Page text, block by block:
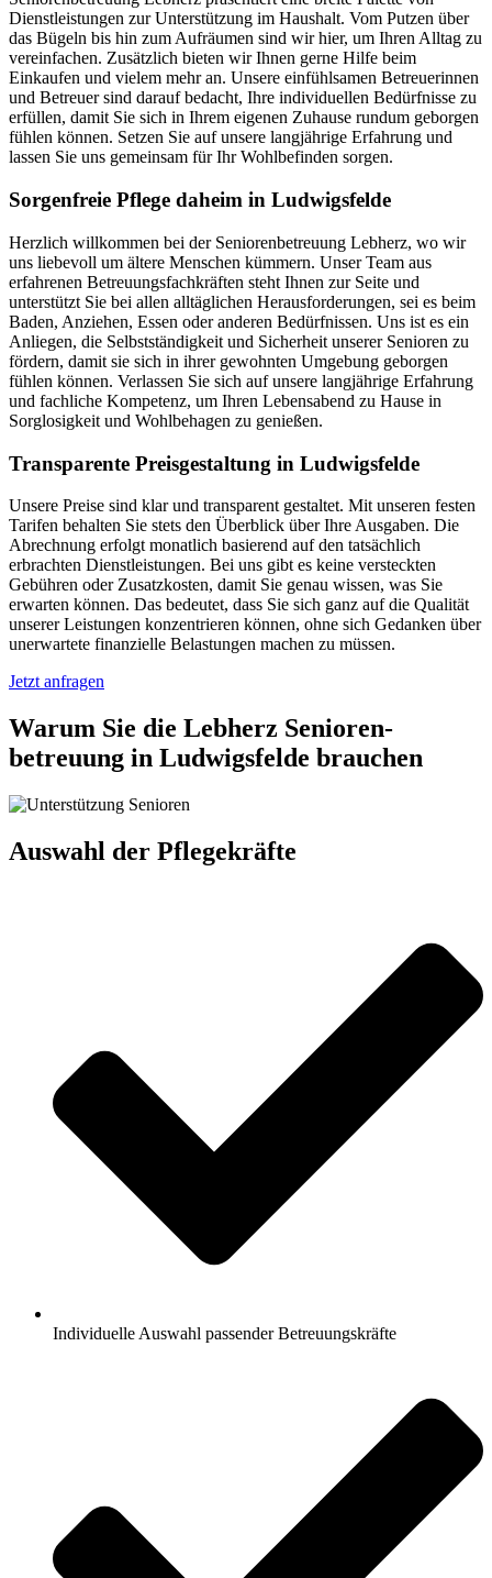
Dienstleistungen zur Unterstützung im Haushalt. Vom Putzen über
das Bügeln bis hin zum Aufräumen sind wir hier, um Ihren Alltag zu
vereinfachen. Zusätzlich bieten wir Ihnen gerne Hilfe beim
Einkaufen und vielem mehr an. Unsere einfühlsamen Betreuerinnen
und Betreuer sind darauf bedacht, Ihre individuellen Bedürfnisse zu
erfüllen, damit Sie sich in Ihrem eigenen Zuhause rundum geborgen
fühlen können. Setzen Sie auf unsere langjährige Erfahrung und
lassen Sie uns gemeinsam für Ihr Wohlbefinden sorgen.
Sorgenfreie Pflege daheim in Ludwigsfelde
Herzlich willkommen bei der Seniorenbetreuung Lebherz, wo wir
uns liebevoll um ältere Menschen kümmern. Unser Team aus
erfahrenen Betreuungsfachkräften steht Ihnen zur Seite und
unterstützt Sie bei allen alltäglichen Herausforderungen, sei es beim
Baden, Anziehen, Essen oder anderen Bedürfnissen. Uns ist es ein
Anliegen, die Selbstständigkeit und Sicherheit unserer Senioren zu
fördern, damit sie sich in ihrer gewohnten Umgebung geborgen
fühlen können. Verlassen Sie sich auf unsere langjährige Erfahrung
und fachliche Kompetenz, um Ihren Lebensabend zu Hause in
Sorglosigkeit und Wohlbehagen zu genießen.
Transparente Preisgestaltung in Ludwigsfelde
Unsere Preise sind klar und transparent gestaltet. Mit unseren festen
Tarifen behalten Sie stets den Überblick über Ihre Ausgaben. Die
Abrechnung erfolgt monatlich basierend auf den tatsächlich
erbrachten Dienstleistungen. Bei uns gibt es keine versteckten
Gebühren oder Zusatzkosten, damit Sie genau wissen, was Sie
erwarten können. Das bedeutet, dass Sie sich ganz auf die Qualität
unserer Leistungen konzentrieren können, ohne sich Gedanken über
unerwartete finanzielle Belastungen machen zu müssen.
Jetzt anfragen
Warum Sie die Lebherz Senioren­
betreuung in Ludwigsfelde brauchen
Auswahl der Pflegekräfte
Individuelle Auswahl passender Betreuungskräfte